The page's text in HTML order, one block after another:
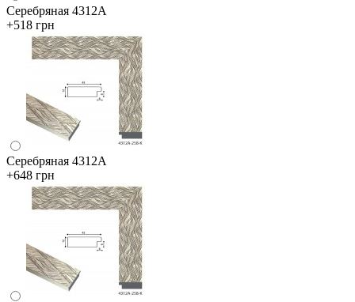
Серебряная 4312А
+518 грн
Серебряная 4312А
+648 грн